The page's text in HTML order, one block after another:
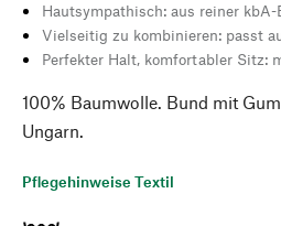
Hautsympathisch: aus reiner
Vielseitig zu kombinieren: passt
Perfekter Halt, komfortabler Sitz:
100% Baumwolle. Bund mit
Ungarn.
Pflegehinweise Textil